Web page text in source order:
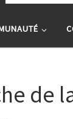
de